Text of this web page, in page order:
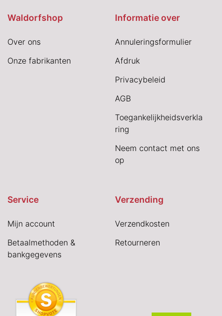
Waldorfshop
Over ons
Onze fabrikanten
Informatie over
Annuleringsformulier
Afdruk
Privacybeleid
AGB
Toegankelijkheidsverkla
ring
Neem contact met ons
op
Service
Mijn account
Betaalmethoden &
bankgegevens
Verzending
Verzendkosten
Retourneren